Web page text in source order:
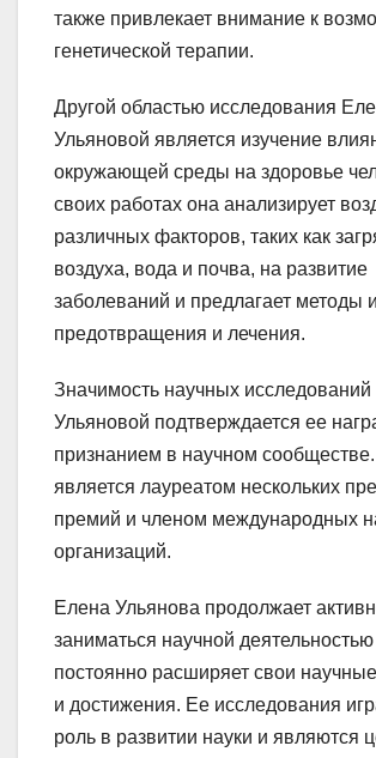
также привлекает внимание к
генетической терапии.
Другой областью исследования
Ульяновой является изучение
окружающей среды на здоровье
своих работах она анализирует
различных факторов, таких как
воздуха, вода и почва, на развитие
заболеваний и предлагает методы
предотвращения и лечения.
Значимость научных
Ульяновой подтверждается ее
признанием в научном
является лауреатом нескольких
премий и членом международных
организаций.
Елена Ульянова продолжает
заниматься научной деятельностью
постоянно расширяет свои
и достижения. Ее исследования
роль в развитии науки и являются